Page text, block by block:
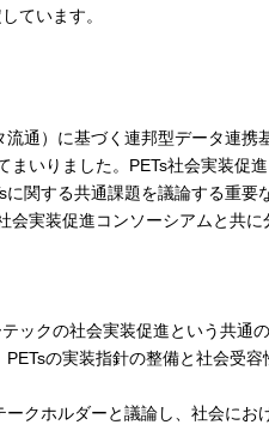
ています。
通）に基づく連邦型データ連携
まいりました。PETs社会実装促
関する共通課題を議論する重要
会実装促進コンソーシアムと共に
ックの社会実装促進という共通
の実装指針の整備と社会受容
クホルダーと議論し、社会にお